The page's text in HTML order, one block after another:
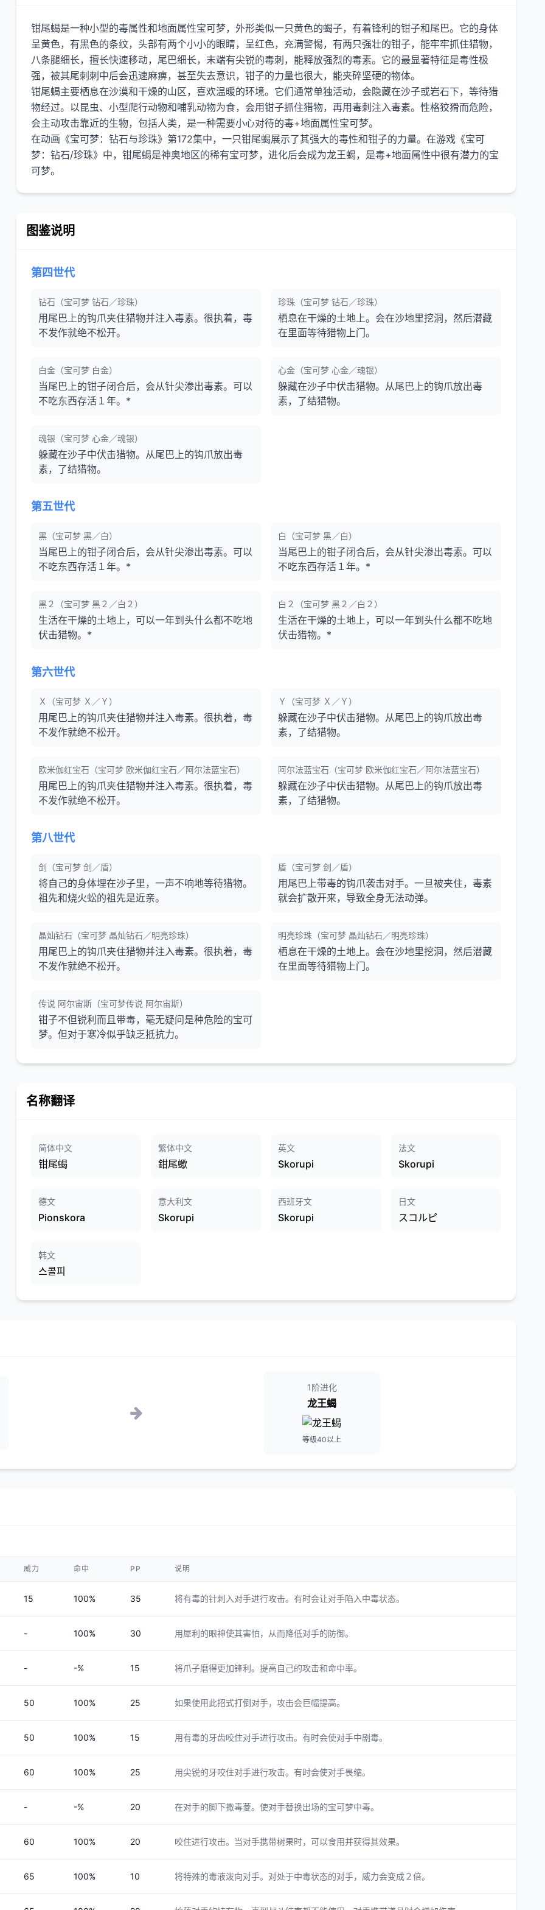
钳尾蝎是一种小型的毒属性和地面属性宝可梦，外形类似一只黄色的蝎子，有着锋利的钳子和尾巴。它的身体
呈黄色，有黑色的条纹，头部有两个小小的眼睛，呈红色，充满警惕，有两只强壮的钳子，能牢牢抓住猎物，
八条腿细长，擅长快速移动，尾巴细长，末端有尖锐的毒刺，能释放强烈的毒素。它的最显著特征是毒性极
强，被其尾刺刺中后会迅速麻痹，甚至失去意识，钳子的力量也很大，能夹碎坚硬的物体。
钳尾蝎主要栖息在沙漠和干燥的山区，喜欢温暖的环境。它们通常单独活动，会隐藏在沙子或岩石下，等待猎
物经过。以昆虫、小型爬行动物和哺乳动物为食，会用钳子抓住猎物，再用毒刺注入毒素。性格狡猾而危险，
会主动攻击靠近的生物，包括人类，是一种需要小心对待的毒+地面属性宝可梦。
在动画《宝可梦：钻石与珍珠》第172集中，一只钳尾蝎展示了其强大的毒性和钳子的力量。在游戏《宝可
梦：钻石/珍珠》中，钳尾蝎是神奥地区的稀有宝可梦，进化后会成为龙王蝎，是毒+地面属性中很有潜力的宝
图鉴说明
第四世代
钻石（宝可梦 钻石／珍珠）
用尾巴上的钩爪夹住猎物并注入毒素。很执着，毒
不发作就绝不松开。
珍珠（宝可梦 钻石／珍珠）
栖息在干燥的土地上。会在沙地里挖洞，然后潜藏
在里面等待猎物上门。
白金（宝可梦 白金）
当尾巴上的钳子闭合后，会从针尖渗出毒素。可以
不吃东西存活１年。*
心金（宝可梦 心金／魂银）
躲藏在沙子中伏击猎物。从尾巴上的钩爪放出毒
素，了结猎物。
魂银（宝可梦 心金／魂银）
躲藏在沙子中伏击猎物。从尾巴上的钩爪放出毒
素，了结猎物。
第五世代
黑（宝可梦 黑／白）
当尾巴上的钳子闭合后，会从针尖渗出毒素。可以
不吃东西存活１年。*
白（宝可梦 黑／白）
当尾巴上的钳子闭合后，会从针尖渗出毒素。可以
不吃东西存活１年。*
黑２（宝可梦 黑２／白２）
生活在干燥的土地上，可以一年到头什么都不吃地
伏击猎物。*
白２（宝可梦 黑２／白２）
生活在干燥的土地上，可以一年到头什么都不吃地
伏击猎物。*
第六世代
Ｘ（宝可梦 Ｘ／Ｙ）
用尾巴上的钩爪夹住猎物并注入毒素。很执着，毒
不发作就绝不松开。
Ｙ（宝可梦 Ｘ／Ｙ）
躲藏在沙子中伏击猎物。从尾巴上的钩爪放出毒
素，了结猎物。
欧米伽红宝石（宝可梦 欧米伽红宝石／阿尔法蓝宝石）
用尾巴上的钩爪夹住猎物并注入毒素。很执着，毒
不发作就绝不松开。
阿尔法蓝宝石（宝可梦 欧米伽红宝石／阿尔法蓝宝石）
躲藏在沙子中伏击猎物。从尾巴上的钩爪放出毒
素，了结猎物。
第八世代
剑（宝可梦 剑／盾）
将自己的身体埋在沙子里，一声不响地等待猎物。
祖先和烧火蚣的祖先是近亲。
盾（宝可梦 剑／盾）
用尾巴上带毒的钩爪袭击对手。一旦被夹住，毒素
就会扩散开来，导致全身无法动弹。
晶灿钻石（宝可梦 晶灿钻石／明亮珍珠）
用尾巴上的钩爪夹住猎物并注入毒素。很执着，毒
不发作就绝不松开。
明亮珍珠（宝可梦 晶灿钻石／明亮珍珠）
栖息在干燥的土地上。会在沙地里挖洞，然后潜藏
在里面等待猎物上门。
传说 阿尔宙斯（宝可梦传说 阿尔宙斯）
钳子不但锐利而且带毒，毫无疑问是种危险的宝可
梦。但对于寒冷似乎缺乏抵抗力。
名称翻译
简体中文
钳尾蝎
繁体中文
鉗尾蠍
英文
Skorupi
法文
Skorupi
德文
Pionskora
意大利文
Skorupi
西班牙文
Skorupi
日文
スコルピ
韩文
스콜피
1阶进化
龙王蝎
等级40以上
威力 命中 PP 说明
15 100% 35 将有毒的针刺入对手进行攻击。有时会让对手陷入中毒状态。
- 100% 30 用犀利的眼神使其害怕，从而降低对手的防御。
- -% 15 将爪子磨得更加锋利。提高自己的攻击和命中率。
50 100% 25 如果使用此招式打倒对手，攻击会巨幅提高。
50 100% 15 用有毒的牙齿咬住对手进行攻击。有时会使对手中剧毒。
60 100% 25 用尖锐的牙咬住对手进行攻击。有时会使对手畏缩。
- -% 20 在对手的脚下撒毒菱。使对手替换出场的宝可梦中毒。
60 100% 20 咬住进行攻击。当对手携带树果时，可以食用并获得其效果。
65 100% 10 将特殊的毒液泼向对手。对处于中毒状态的对手，威力会变成２倍。